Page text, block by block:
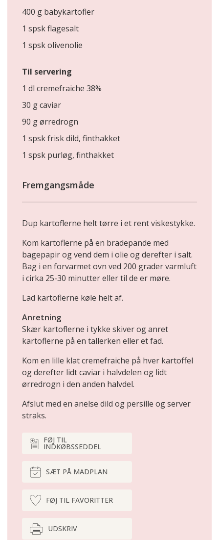
400 g babykartofler
1 spsk flagesalt
1 spsk olivenolie
Til servering
1 dl cremefraiche 38%
30 g caviar
90 g ørredrogn
1 spsk frisk dild, finthakket
1 spsk purløg, finthakket
Fremgangsmåde
Dup kartoflerne helt tørre i et rent viskestykke.
Kom kartoflerne på en bradepande med
bagepapir og vend dem i olie og derefter i salt.
Bag i en forvarmet ovn ved 200 grader varmluft
i cirka 25-30 minutter eller til de er møre.
Lad kartoflerne køle helt af.
Anretning
Skær kartoflerne i tykke skiver og anret
kartoflerne på en tallerken eller et fad.
Kom en lille klat cremefraiche på hver kartoffel
og derefter lidt caviar i halvdelen og lidt
ørredrogn i den anden halvdel.
Afslut med en anelse dild og persille og server
straks.
FØJ TIL
INDKØBSSEDDEL
SÆT PÅ MADPLAN
FØJ TIL FAVORITTER
UDSKRIV